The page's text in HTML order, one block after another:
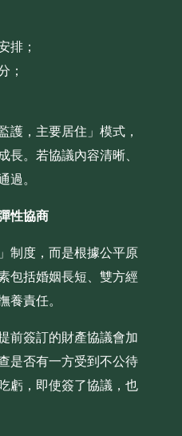
排；
；
護，主要居住」模式，
長。若協議內容清晰、
過。
性協商
制度，而是根據公平原
包括婚姻長短、雙方經
養責任。
前簽訂的財產協議會加
是否有一方受到不公待
虧，即使簽了協議，也